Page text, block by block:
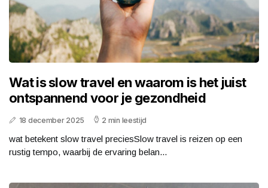
Wat is slow travel en waarom is het juist
ontspannend voor je gezondheid
18 december 2025 2 min leestijd
wat betekent slow travel preciesSlow travel is reizen op een
rustig tempo, waarbij de ervaring belan...